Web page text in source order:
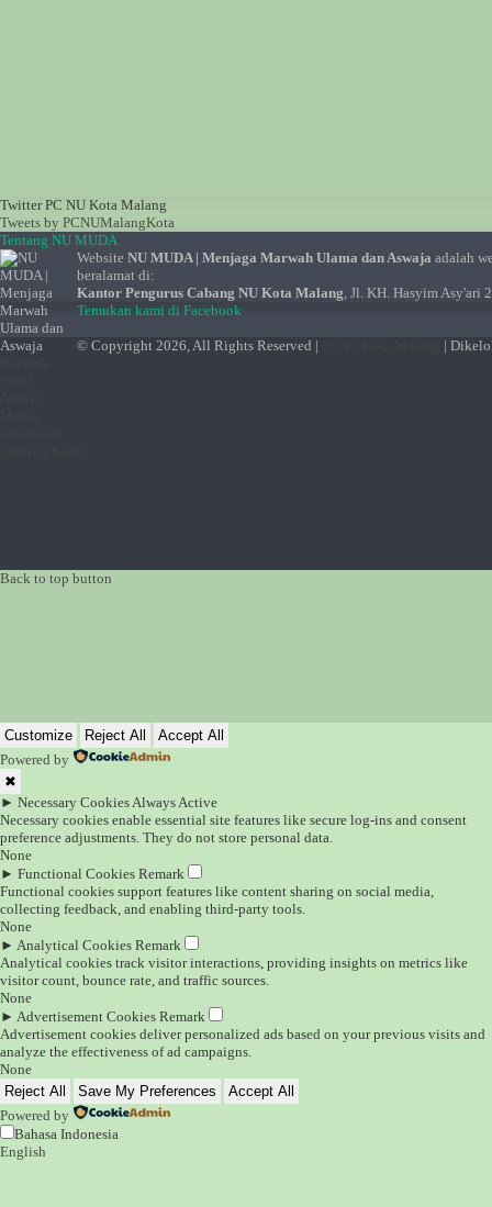
Twitter PC NU Kota Malang
Tweets by PCNUMalangKota
Tentang NU MUDA
Website NU MUDA | Menjaga Marwah Ulama dan Aswaja adalah
beralamat di:
Kantor Pengurus Cabang NU Kota Malang, Jl. KH. Hasyim Asy'ari
Temukan kami di Facebook
© Copyright 2026, All Rights Reserved |
|
Back to top button
Customize Reject All
Accept All
Powered by
✖
► Necessary CookiesAlways Active
Necessary cookies enable essential site features like secure log-ins and consent
preference adjustments. They do not store personal data.
None
► Functional Cookies Remark
Functional cookies support features like content sharing on social media,
collecting feedback, and enabling third-party tools.
None
► Analytical Cookies Remark
Analytical cookies track visitor interactions, providing insights on metrics like
visitor count, bounce rate, and traffic sources.
None
► Advertisement Cookies Remark
Advertisement cookies deliver personalized ads based on your previous visits and
analyze the effectiveness of ad campaigns.
None
Reject All
Save My Preferences
Accept All
Powered by
Bahasa Indonesia
English